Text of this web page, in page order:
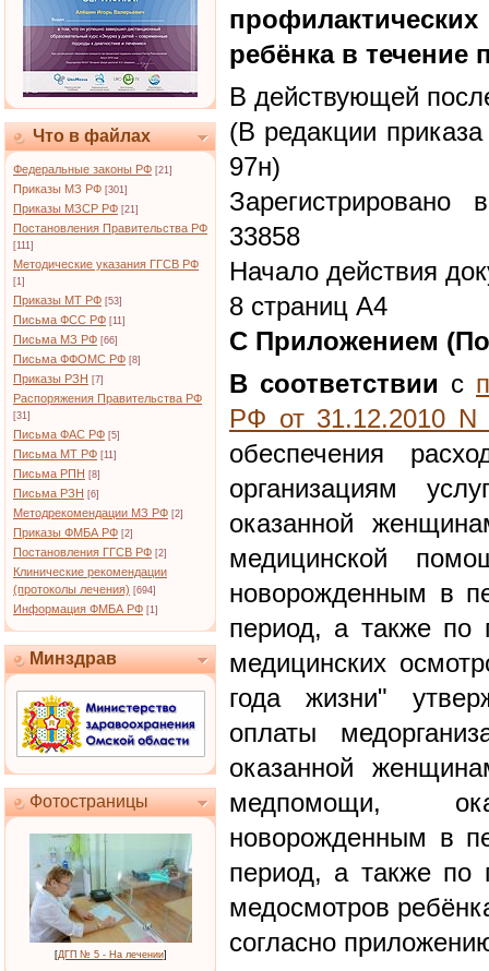
Что в файлах
Федеральные законы РФ [21]
Приказы МЗ РФ [301]
Приказы МЗСР РФ [21]
Постановления Правительства РФ
[111]
Методические указания ГГСВ РФ
[1]
Приказы МТ РФ [53]
Письма ФСС РФ [11]
Письма МЗ РФ [66]
Письма ФФОМС РФ [8]
Приказы РЗН [7]
Распоряжения Правительства РФ
[31]
Письма ФАС РФ [5]
Письма МТ РФ [11]
Письма РПН [8]
Письма РЗН [6]
Методрекомендации МЗ РФ [2]
Приказы ФМБА РФ [2]
Постановления ГГСВ РФ [2]
Клинические рекомендации
(протоколы лечения) [694]
Информация ФМБА РФ [1]
Минздрав
Фотостраницы
[ДГП № 5 - На лечении]
ребёнка в течение
В действующей
(В редакции
97н)
33858
Начало действия
8 страниц А4
С Приложением
В соответствии с
РФ от 31.12.2010 N
обеспечения
организациям
оказанной
медицинской
новорожденным в
период, а также по
медицинских
года жизни"
оплаты
оказанной
медпомощи,
новорожденным в
период, а также по
медосмотров
согласно